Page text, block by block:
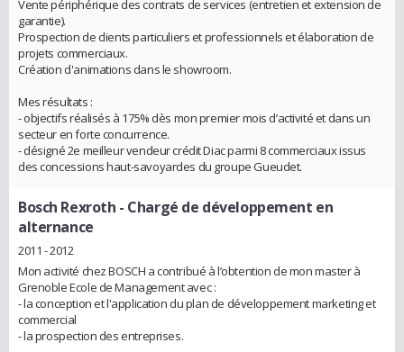
Vente périphérique des contrats de services (entretien et extension de
garantie).
Prospection de clients particuliers et professionnels et élaboration de
projets commerciaux.
Création d'animations dans le showroom.
Mes résultats :
- objectifs réalisés à 175% dès mon premier mois d’activité et dans un
secteur en forte concurrence.
- désigné 2e meilleur vendeur crédit Diac parmi 8 commerciaux issus
des concessions haut-savoyardes du groupe Gueudet.
Bosch Rexroth - Chargé de développement en
alternance
2011 - 2012
Mon activité chez BOSCH a contribué à l’obtention de mon master à
Grenoble Ecole de Management avec :
- la conception et l'application du plan de développement marketing et
commercial
- la prospection des entreprises.